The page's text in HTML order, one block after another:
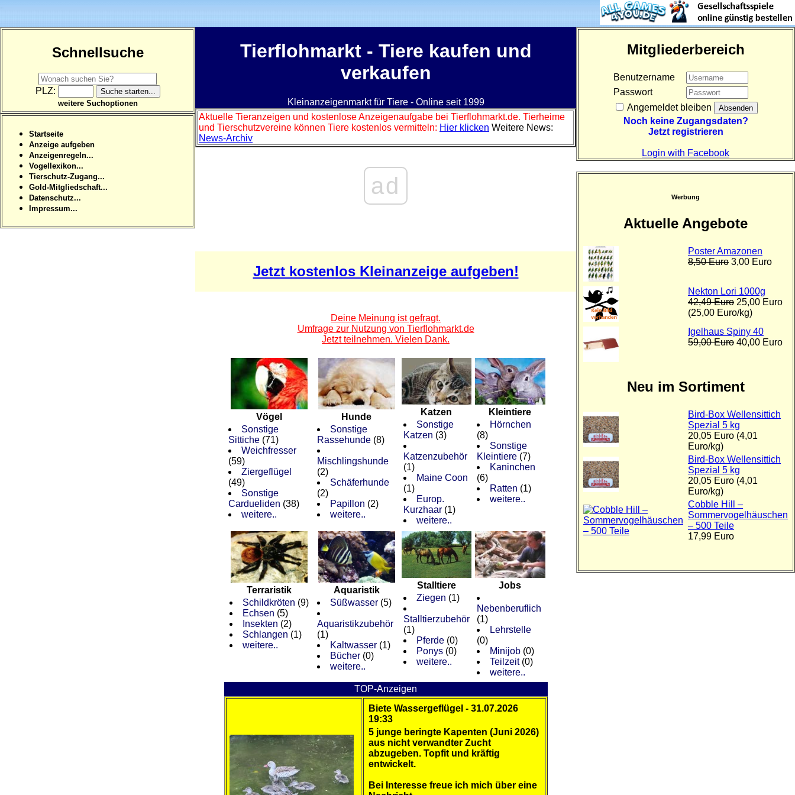
Schnellsuche
PLZ:
weitere Suchoptionen
Startseite
Anzeige aufgeben
Anzeigenregeln...
Vogellexikon...
Tierschutz-Zugang...
Gold-Mitgliedschaft...
Datenschutz...
Impressum...
Tierflohmarkt- Tiere kaufen und
verkaufen
Kleinanzeigenmarkt für Tiere - Online seit 1999
Aktuelle Tieranzeigen und kostenlose Anzeigenaufgabe bei Tierflohmarkt.de. Tierheime
und Tierschutzvereine können Tiere kostenlos vermitteln: Hier klicken Weitere News:
News-Archiv
ad
Jetzt kostenlos Kleinanzeige aufgeben!
Deine Meinung ist gefragt.
Umfrage zur Nutzung von Tierflohmarkt.de
Jetzt teilnehmen. Vielen Dank.
Vögel
Sonstige
Sittiche(71)
Weichfresser
(59)
Ziergeflügel
(49)
Sonstige
Cardueliden (38)
weitere..
Hunde
Sonstige
Rassehunde(8)
Mischlingshunde
(2)
Schäferhunde
(2)
Papillon (2)
weitere..
Katzen
Sonstige
Katzen (3)
Katzenzubehör
(1)
Maine Coon
(1)
Europ.
Kurzhaar(1)
weitere..
Kleintiere
Hörnchen
(8)
Sonstige
Kleintiere(7)
Kaninchen
(6)
Ratten (1)
weitere..
Terraristik
Schildkröten (9)
Echsen (5)
Insekten (2)
Schlangen (1)
weitere..
Aquaristik
Süßwasser(5)
Aquaristikzubehör
(1)
Kaltwasser(1)
Bücher(0)
weitere..
Stalltiere
Ziegen (1)
Stalltierzubehör
(1)
Pferde(0)
Ponys(0)
weitere..
Jobs
Nebenberuflich
(1)
Lehrstelle
(0)
Minijob(0)
Teilzeit(0)
weitere..
TOP-Anzeigen
Biete Wassergeflügel - 31.07.2026
19:33
5 junge beringte Kapenten (Juni 2026)
aus nicht verwandter Zucht
abzugeben. Topfit und kräftig
entwickelt.
Bei Interesse freue ich mich über eine
Mitgliederbereich
Benutzername
Passwort
Angemeldet bleiben
Noch keine Zugangsdaten?
Jetzt registrieren
Login with Facebook
Werbung
Aktuelle Angebote
Poster Amazonen
8,50 Euro 3,00 Euro
Nekton Lori 1000g
42,49 Euro 25,00 Euro
(25,00 Euro/kg)
Igelhaus Spiny 40
59,00 Euro 40,00 Euro
Neu im Sortiment
Bird-Box Wellensittich
Spezial 5 kg
20,05 Euro (4,01
Euro/kg)
Bird-Box Wellensittich
Spezial 5 kg
20,05 Euro (4,01
Euro/kg)
Cobble Hill –
Sommervogelhäuschen
– 500 Teile
17,99 Euro